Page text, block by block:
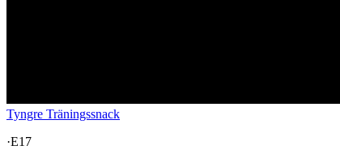
Tyngre Träningssnack
·E17